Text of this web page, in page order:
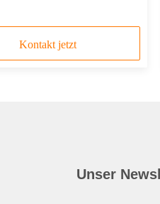
Kontakt jetzt
Unser